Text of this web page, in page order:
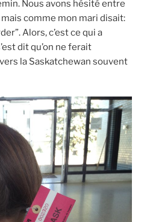
Nous avons hésité entre
comme mon mari disait:
Alors, c’est ce qui a
dit qu’on ne ferait
la Saskatchewan souvent